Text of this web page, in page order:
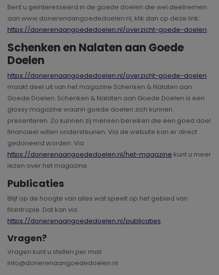
Bent u geïnteresseerd in de goede doelen die wel deelnemen
aan www.donerenaangoededoelen.nl, klik dan op deze link:
https://donerenaangoededoelen.nl/overzicht-goede-doelen.
Schenken en Nalaten aan Goede
Doelen
https://donerenaangoededoelen.nl/overzicht-goede-doelen
maakt deel uit van het magazine Schenken & Nalaten aan
Goede Doelen. Schenken & Nalaten aan Goede Doelen is een
glossy magazine waarin goede doelen zich kunnen
presenteren. Zo kunnen zij mensen bereiken die een goed doel
financieel willen ondersteunen. Via de website kan er direct
gedoneerd worden. Via
https://donerenaangoededoelen.nl/het-magazine kunt u meer
lezen over het magazine.
Publicaties
Blijf op de hoogte van alles wat speelt op het gebied van
filantropie. Dat kan via
https://donerenaangoededoelen.nl/publicaties.
Vragen?
Vragen kunt u stellen per mail
info@donerenaangoededoelen.nl.